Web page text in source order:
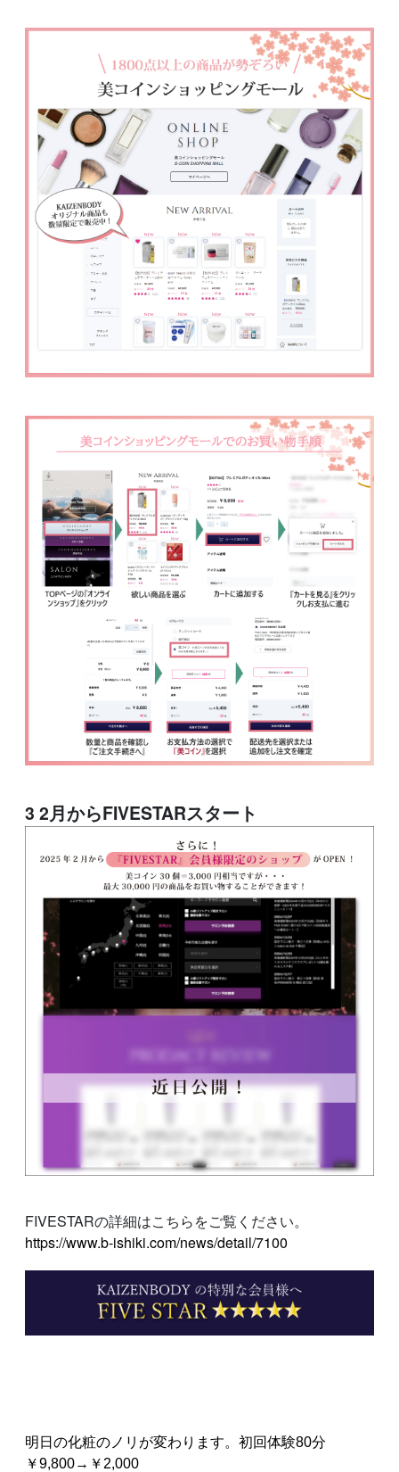
3 2月からFIVESTARスタート
FIVESTARの詳細はこちらをご覧ください。
https://www.b-ishiki.com/news/detail/7100
明日の化粧のノリが変わります。初回体験80分
￥9,800→￥2,000